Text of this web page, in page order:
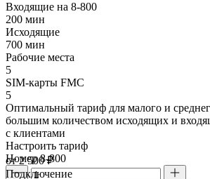
Входящие на 8-800
200 мин
Исходящие
700 мин
Рабочие места
5
SIM-карты FMC
5
Оптимальный тариф для малого и
большим количеством исходящих и
с клиентами
Настроить тариф
Номер 8-800
от 2 500 ₽
Подключение